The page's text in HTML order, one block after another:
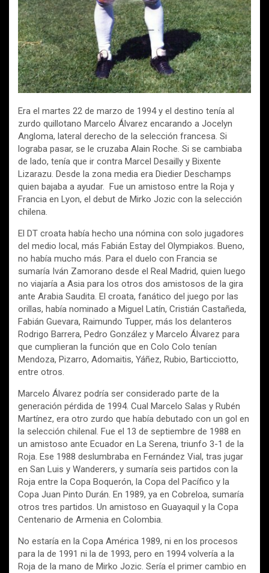
Era el martes 22 de marzo de 1994 y el destino tenía al
zurdo quillotano Marcelo Álvarez encarando a Jocelyn
Angloma, lateral derecho de la selección francesa. Si
lograba pasar, se le cruzaba Alain Roche. Si se cambiaba
de lado, tenía que ir contra Marcel Desailly y Bixente
Lizarazu. Desde la zona media era Diedier Deschamps
quien bajaba a ayudar. Fue un amistoso entre la Roja y
Francia en Lyon, el debut de Mirko Jozic con la selección
chilena.
El DT croata había hecho una nómina con solo jugadores
del medio local, más Fabián Estay del Olympiakos. Bueno,
no había mucho más. Para el duelo con Francia se
sumaría Iván Zamorano desde el Real Madrid, quien luego
no viajaría a Asia para los otros dos amistosos de la gira
ante Arabia Saudita. El croata, fanático del juego por las
orillas, había nominado a Miguel Latín, Cristián Castañeda,
Fabián Guevara, Raimundo Tupper, más los delanteros
Rodrigo Barrera, Pedro González y Marcelo Álvarez para
que cumplieran la función que en Colo Colo tenían
Mendoza, Pizarro, Adomaitis, Yáñez, Rubio, Barticciotto,
entre otros.
Marcelo Álvarez podría ser considerado parte de la
generación pérdida de 1994. Cual Marcelo Salas y Rubén
Martínez, era otro zurdo que había debutado con un gol en
la selección chilenal. Fue el 13 de septiembre de 1988 en
un amistoso ante Ecuador en La Serena, triunfo 3-1 de la
Roja. Ese 1988 deslumbraba en Fernández Vial, tras jugar
en San Luis y Wanderers, y sumaría seis partidos con la
Roja entre la Copa Boquerón, la Copa del Pacífico y la
Copa Juan Pinto Durán. En 1989, ya en Cobreloa, sumaría
otros tres partidos. Un amistoso en Guayaquil y la Copa
Centenario de Armenia en Colombia.
No estaría en la Copa América 1989, ni en los procesos
para la de 1991 ni la de 1993, pero en 1994 volvería a la
Roja de la mano de Mirko Jozic. Sería el primer cambio en